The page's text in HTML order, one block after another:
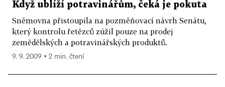
Když ublíží potravinářům, čeká je pokuta
Sněmovna přistoupila na pozměňovací návrh Senátu,
který kontrolu řetězců zúžil pouze na prodej
zemědělských a potravinářských produktů.
9. 9. 2009 ▪ 2 min. čtení